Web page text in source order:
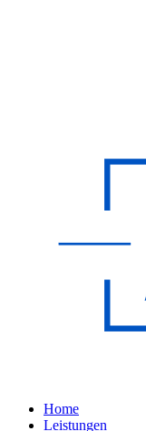
Home
Leistungen